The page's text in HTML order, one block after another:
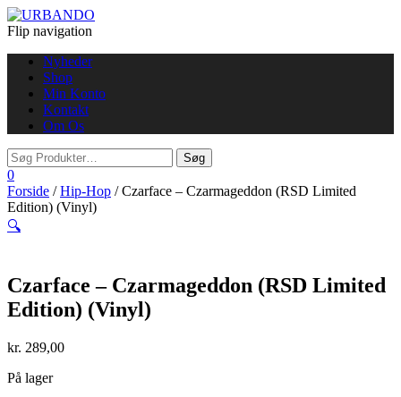
Flip navigation
Nyheder
Shop
Min Konto
Kontakt
Om Os
0
Forside /Hip-Hop / Czarface – Czarmageddon (RSD Limited
Edition) (Vinyl)
🔍
Czarface – Czarmageddon (RSD Limited
Edition) (Vinyl)
kr. 289,00
På lager